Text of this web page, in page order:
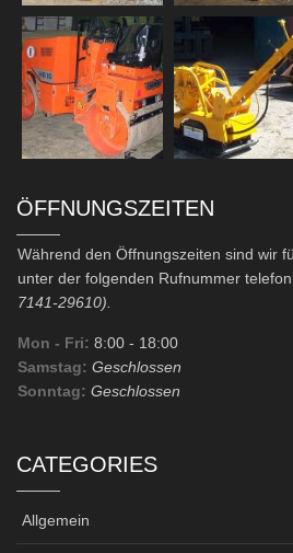
ÖFFNUNGSZEITEN
Während den Öffnungszeiten sind wir
unter der folgenden Rufnummer
7141-29610).
Mon - Fri: 8:00 - 18:00
Samstag: Geschlossen
Sonntag: Geschlossen
CATEGORIES
Allgemein